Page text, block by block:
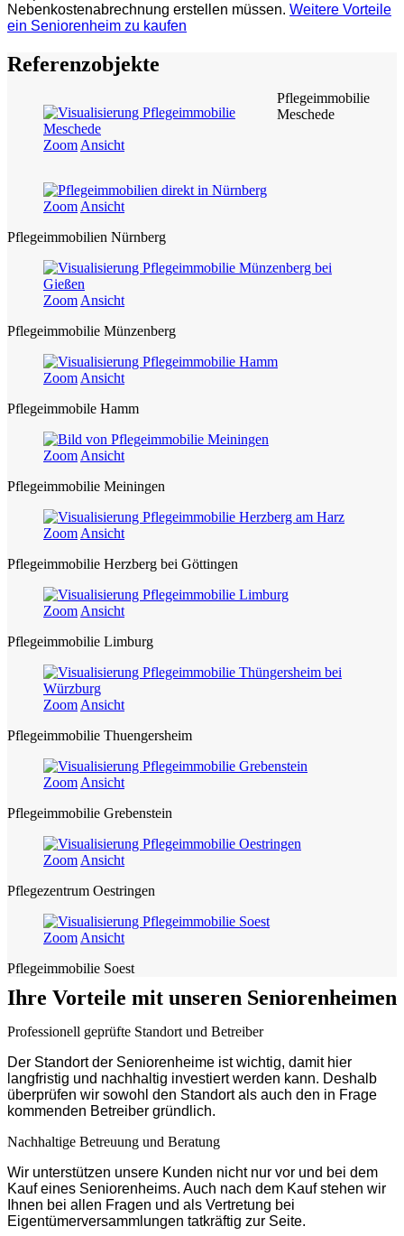
Nebenkostenabrechnung erstellen müssen. Weitere Vorteile
ein Seniorenheim zu kaufen
Referenzobjekte
Zoom Ansicht
Pflegeimmobilie
Meschede
Zoom Ansicht
Pflegeimmobilien Nürnberg
Zoom Ansicht
Pflegeimmobilie Münzenberg
Zoom Ansicht
Pflegeimmobile Hamm
Zoom Ansicht
Pflegeimmobilie Meiningen
Zoom Ansicht
Pflegeimmobilie Herzberg bei Göttingen
Zoom Ansicht
Pflegeimmobilie Limburg
Zoom Ansicht
Pflegeimmobilie Thuengersheim
Zoom Ansicht
Pflegeimmobilie Grebenstein
Zoom Ansicht
Pflegezentrum Oestringen
Zoom Ansicht
Pflegeimmobilie Soest
Ihre Vorteile mit unseren Seniorenheimen
Professionell geprüfte Standort und Betreiber
Der Standort der Seniorenheime ist wichtig, damit hier
langfristig und nachhaltig investiert werden kann. Deshalb
überprüfen wir sowohl den Standort als auch den in Frage
kommenden Betreiber gründlich.
Nachhaltige Betreuung und Beratung
Wir unterstützen unsere Kunden nicht nur vor und bei dem
Kauf eines Seniorenheims. Auch nach dem Kauf stehen wir
Ihnen bei allen Fragen und als Vertretung bei
Eigentümerversammlungen tatkräftig zur Seite.